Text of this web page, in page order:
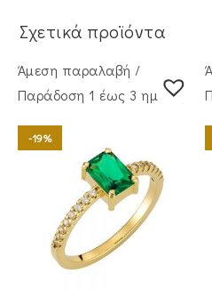
Σχετικά προϊόντα
Άμεση παραλαβή /
Παράδoση 1 έως 3 ημέρες
-19%